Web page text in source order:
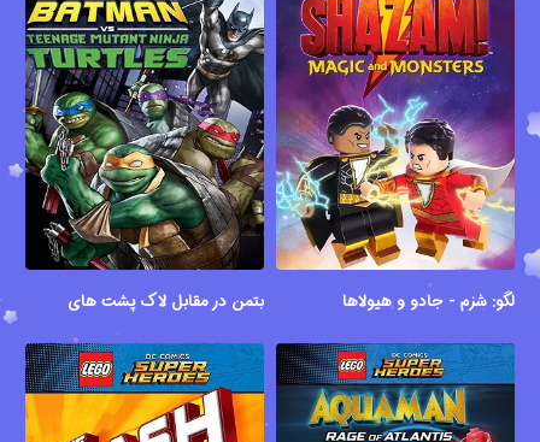
لگو: شزم - جادو و هیولاها بتمن در مقابل لاک پشت های نینجا